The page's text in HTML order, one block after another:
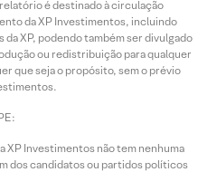
é destinado à circulação
da XP Investimentos, incluindo
XP, podendo também ser divulgado
ou redistribuição para qualquer
que seja o propósito, sem o prévio
XP Investimentos não tem nenhuma
dos candidatos ou partidos políticos